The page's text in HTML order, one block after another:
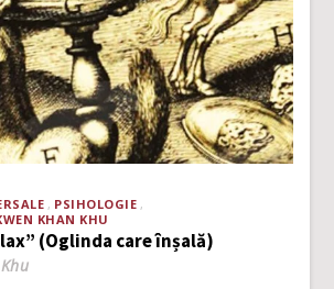
PSIHOLOGIE
KHAN KHU
(Oglinda care înșală)